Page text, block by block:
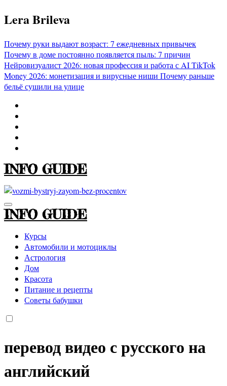
Перейти
к
Lera Brileva
Почему руки выдают возраст: 7 ежедневных привычек
Почему в доме постоянно появляется пыль: 7 причин
Нейровизуалист 2026: новая профессия и работа с AITikTok
Money 2026: монетизация и вирусные ниши Почему раньше
бельё сушили на улице
INFO GUIDE
INFO GUIDE
Курсы
Автомобили и мотоциклы
Астрология
Дом
Красота
Питание и рецепты
Советы бабушки
перевод видео с русского на
английский